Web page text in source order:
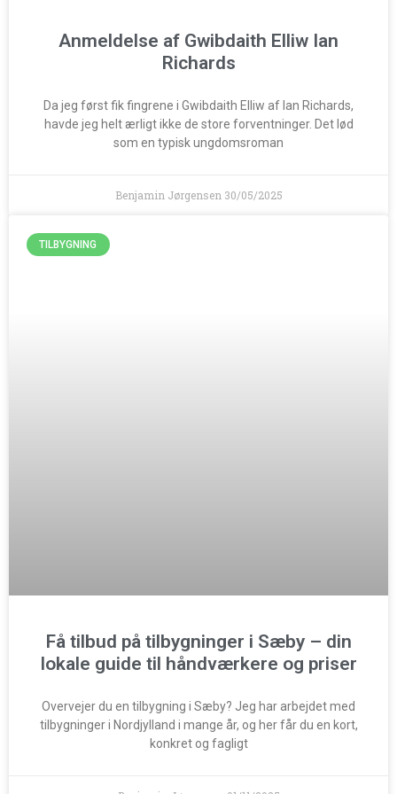
Anmeldelse af Gwibdaith Elliw Ian
Richards
Da jeg først fik fingrene i Gwibdaith Elliw af Ian Richards,
havde jeg helt ærligt ikke de store forventninger. Det lød
som en typisk ungdomsroman
Benjamin Jørgensen 30/05/2025
TILBYGNING
Få tilbud på tilbygninger i Sæby – din
lokale guide til håndværkere og priser
Overvejer du en tilbygning i Sæby? Jeg har arbejdet med
tilbygninger i Nordjylland i mange år, og her får du en kort,
konkret og fagligt